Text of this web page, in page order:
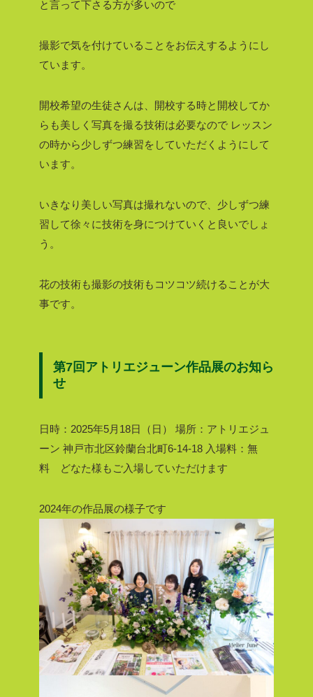
と言って下さる方が多いので
撮影で気を付けていることをお伝えするようにし
ています。
開校希望の生徒さんは、開校する時と開校してか
らも美しく写真を撮る技術は必要なので レッスン
の時から少しずつ練習をしていただくようにして
います。
いきなり美しい写真は撮れないので、少しずつ練
習して徐々に技術を身につけていくと良いでしょ
う。
花の技術も撮影の技術もコツコツ続けることが大
事です。
第7回アトリエジューン作品展のお知ら
せ
日時：2025年5月18日（日）
場所：アトリエジュ
ーン 神戸市北区鈴蘭台北町6-14-18 入場料：無
料 どなた様もご入場していただけます
2024年の作品展の様子です